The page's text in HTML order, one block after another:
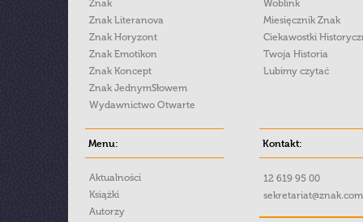
Znak
Znak Literanova
Znak Horyzont
Znak Emotikon
Znak Koncept
Znak JednymSłowem
Wydawnictwo Otwarte
Woblink
Miesięcznik Znak
Ciekawostki
Twoja Historia
Lubimy czytać
Menu:
Aktualności
Książki
Autorzy
Kontakt:
12 619 95 00